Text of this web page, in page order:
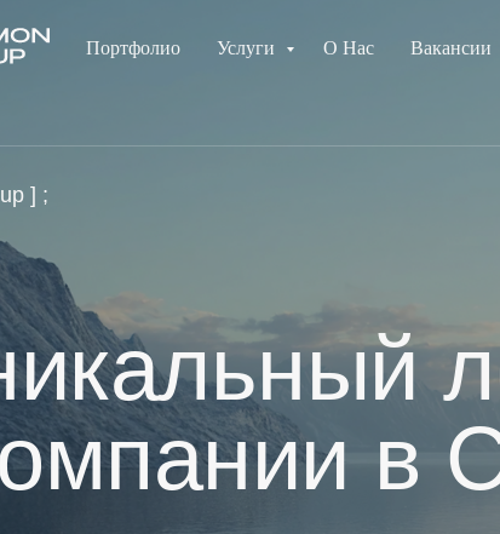
Портфолио Услуги О Нас Вакансии
] ;
в